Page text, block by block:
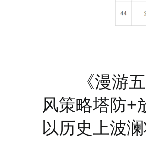
《漫游五
风策略塔防+
以历史上波